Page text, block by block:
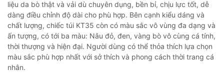
liệu da bò thật và vải dù chuyên dụng, bền bỉ, chịu lực tốt, dễ
dàng điều chỉnh độ dài cho phù hợp. Bên cạnh kiểu dáng và
chất lượng, chiếc túi KT35 còn có màu sắc vô vùng đa dạng và
ấn tượng, có tới ba màu: Nâu đỏ, đen, vàng bò vô cùng cá tính,
thời thượng và hiện đại. Người dùng có thể thỏa thích lựa chọn
màu sắc phù hợp nhất với sở thích và phong cách thời trang cá
nhân.